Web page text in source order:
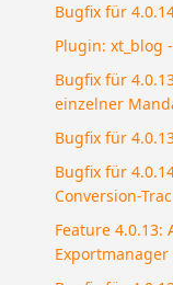
Bugfix für
Plugin: xt_blog -
Bugfix für
einzelner
Bugfix für
Bugfix für
Conversion-
Feature 4.0.13:
Exportmanager